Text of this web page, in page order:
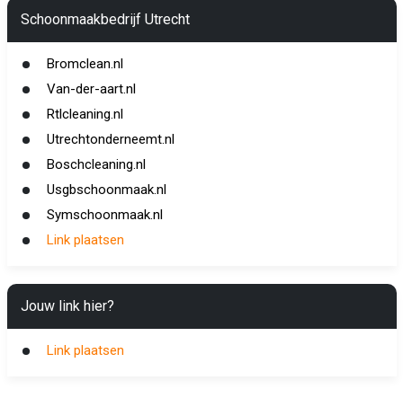
Schoonmaakbedrijf Utrecht
Bromclean.nl
Van-der-aart.nl
Rtlcleaning.nl
Utrechtonderneemt.nl
Boschcleaning.nl
Usgbschoonmaak.nl
Symschoonmaak.nl
Link plaatsen
Jouw link hier?
Link plaatsen